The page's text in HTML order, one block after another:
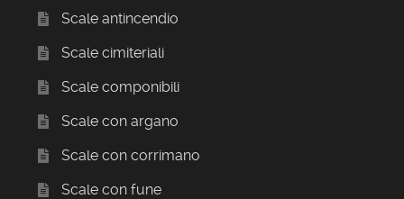
Scale antincendio
Scale cimiteriali
Scale componibili
Scale con argano
Scale con corrimano
Scale con fune